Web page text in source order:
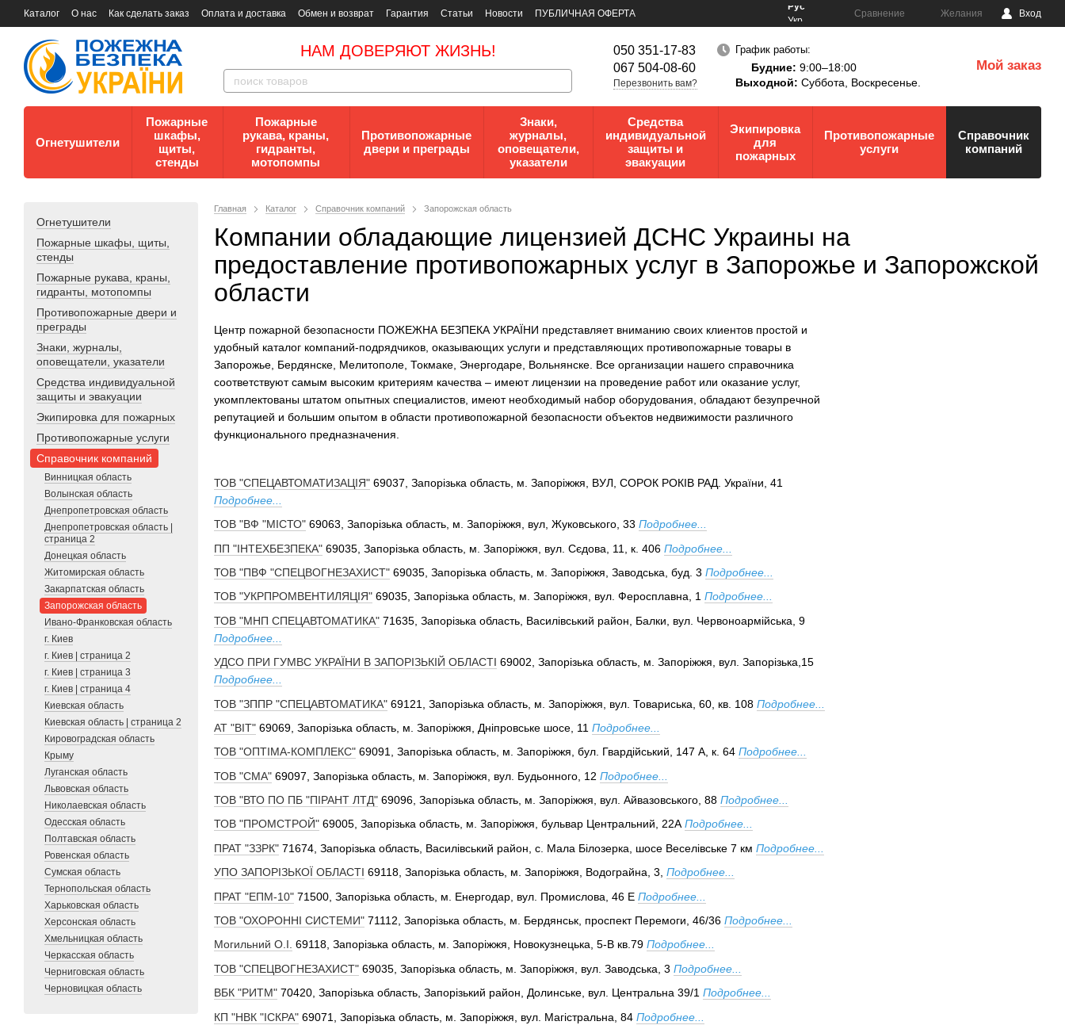
Каталог О нас Как сделать заказ Оплата и доставка Обмен и возврат Гарантия Статьи Новости
ПУБЛИЧНАЯ ОФЕРТА
Документы
Контакты Документы по пожарной безопасности
Рус
Укр
Сравнение Желания Вход
НАМ ДОВЕРЯЮТ ЖИЗНЬ!
050 351-17-83
067 504-08-60
Перезвонить вам?
График работы:
Будние: 9:00–18:00
Выходной: Суббота, Воскресенье.
Мой заказ
Огнетушители
Пожарные
шкафы,
щиты,
стенды
Пожарные
рукава, краны,
гидранты,
мотопомпы
Противопожарные
двери и преграды
Знаки,
журналы,
оповещатели,
указатели
Средства
индивидуальной
защиты и
эвакуации
Экипировка
для
пожарных
Противопожарные
услуги
Справочник
компаний
Главная Каталог Справочник компаний Запорожская область
Компании обладающие лицензией ДСНС Украины на
предоставление противопожарных услуг в Запорожье и Запорожской
области
Центр пожарной безопасности ПОЖЕЖНА БЕЗПЕКА УКРАЇНИ представляет вниманию своих клиентов простой и
удобный каталог компаний-подрядчиков, оказывающих услуги и представляющих противопожарные товары в
Запорожье, Бердянске, Мелитополе, Токмаке, Энергодаре, Вольнянске. Все организации нашего справочника
соответствуют самым высоким критериям качества – имеют лицензии на проведение работ или оказание услуг,
укомплектованы штатом опытных специалистов, имеют необходимый набор оборудования, обладают безупречной
репутацией и большим опытом в области противопожарной безопасности объектов недвижимости различного
функционального предназначения.
ТОВ "СПЕЦАВТОМАТИЗАЦІЯ" 69037, Запорізька область, м. Запоріжжя, ВУЛ, СОРОК РОКІВ РАД. України, 41
Подробнее...
ТОВ "ВФ "МІСТО" 69063, Запорізька область, м. Запоріжжя, вул, Жуковського, 33 Подробнее...
ПП "ІНТЕХБЕЗПЕКА" 69035, Запорізька область, м. Запоріжжя, вул. Сєдова, 11, к. 406 Подробнее...
ТОВ "ПВФ "СПЕЦВОГНЕЗАХИСТ" 69035, Запорізька область, м. Запоріжжя, Заводська, буд. 3 Подробнее...
ТОВ "УКРПРОМВЕНТИЛЯЦІЯ" 69035, Запорізька область, м. Запоріжжя, вул. Феросплавна, 1 Подробнее...
ТОВ "МНП СПЕЦАВТОМАТИКА" 71635, Запорізька область, Василівський район, Балки, вул. Червоноармійська, 9
Подробнее...
УДСО ПРИ ГУМВС УКРАЇНИ В ЗАПОРІЗЬКІЙ ОБЛАСТІ 69002, Запорізька область, м. Запоріжжя, вул. Запорізька,15
Подробнее...
ТОВ "ЗППР "СПЕЦАВТОМАТИКА" 69121, Запорізька область, м. Запоріжжя, вул. Товариська, 60, кв. 108 Подробнее...
АТ "ВІТ" 69069, Запорізька область, м. Запоріжжя, Дніпровське шосе, 11 Подробнее...
ТОВ "ОПТІМА-КОМПЛЕКС" 69091, Запорізька область, м. Запоріжжя, бул. Гвардійський, 147 А, к. 64 Подробнее...
ТОВ "СМА" 69097, Запорізька область, м. Запоріжжя, вул. Будьонного, 12 Подробнее...
ТОВ "ВТО ПО ПБ "ПІРАНТ ЛТД" 69096, Запорізька область, м. Запоріжжя, вул. Айвазовського, 88 Подробнее...
ТОВ "ПРОМСТРОЙ" 69005, Запорізька область, м. Запоріжжя, бульвар Центральний, 22А Подробнее...
ПРАТ "ЗЗРК" 71674, Запорізька область, Василівський район, с. Мала Білозерка, шосе Веселівське 7 км Подробнее...
УПО ЗАПОРІЗЬКОЇ ОБЛАСТІ 69118, Запорізька область, м. Запоріжжя, Водограйна, 3, Подробнее...
ПРАТ "ЕПМ-10" 71500, Запорізька область, м. Енергодар, вул. Промислова, 46 Е Подробнее...
ТОВ "ОХОРОННІ СИСТЕМИ" 71112, Запорізька область, м. Бердянськ, проспект Перемоги, 46/36 Подробнее...
Могильний О.І. 69118, Запорізька область, м. Запоріжжя, Новокузнецька, 5-В кв.79 Подробнее...
ТОВ "СПЕЦВОГНЕЗАХИСТ" 69035, Запорізька область, м. Запоріжжя, вул. Заводська, 3 Подробнее...
ВБК "РИТМ" 70420, Запорізька область, Запорізький район, Долинське, вул. Центральна 39/1 Подробнее...
КП "НВК "ІСКРА" 69071, Запорізька область, м. Запоріжжя, вул. Магістральна, 84 Подробнее...
Огнетушители
Пожарные шкафы, щиты,
стенды
Пожарные рукава, краны,
гидранты, мотопомпы
Противопожарные двери и
преграды
Знаки, журналы,
оповещатели, указатели
Средства индивидуальной
защиты и эвакуации
Экипировка для пожарных
Противопожарные услуги
Справочник компаний
Винницкая область
Волынская область
Днепропетровская область
Днепропетровская область |
страница 2
Донецкая область
Житомирская область
Закарпатская область
Запорожская область
Ивано-Франковская область
г. Киев
г. Киев | страница 2
г. Киев | страница 3
г. Киев | страница 4
Киевская область
Киевская область | страница 2
Кировоградская область
Крыму
Луганская область
Львовская область
Николаевская область
Одесская область
Полтавская область
Ровенская область
Сумская область
Тернопольская область
Харьковская область
Херсонская область
Хмельницкая область
Черкасская область
Черниговская область
Черновицкая область